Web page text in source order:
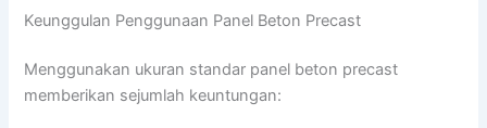
Keunggulan Penggunaan Panel Beton Precast
Menggunakan ukuran standar panel beton precast
memberikan sejumlah keuntungan: